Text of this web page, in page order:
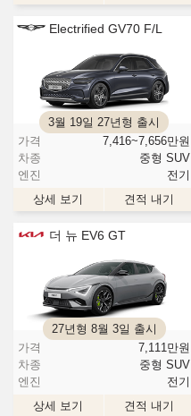
Electrified GV70 F/L
3월 19일 27년형 출시
가격
7,416~7,656만원
차종
중형 SUV
엔진
전기
상세 보기
견적 내기
더 뉴 EV6 GT
27년형 8월 3일 출시
가격
7,111 만원
차종
중형 SUV
엔진
전기
상세 보기
견적 내기